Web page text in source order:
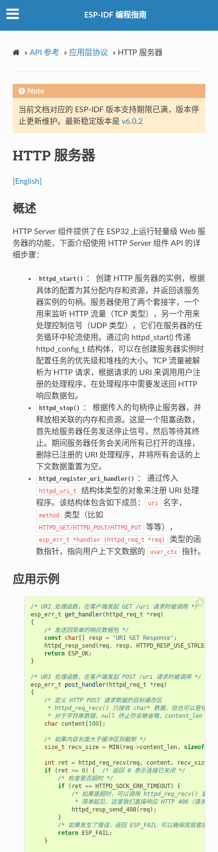
ESP-IDF 编程指南
» API 参考 » 应用层协议 » HTTP 服务器
Note
当前文档对应的 ESP-IDF 版本支持期限已满，版本停
止更新维护。最新稳定版本是 v6.0.2
HTTP 服务器
[English]
概述
HTTP Server 组件提供了在 ESP32 上运行轻量级 Web 服
务器的功能，下面介绍使用 HTTP Server 组件 API 的详
细步骤：
httpd_start()
： 创建 HTTP 服务器的实例，根据
具体的配置为其分配内存和资源，并返回该服务
器实例的句柄。服务器使用了两个套接字，一个
用来监听 HTTP 流量（TCP 类型），另一个用来
处理控制信号（UDP 类型），它们在服务器的任
务循环中轮流使用。通过向 httpd_start() 传递
httpd_config_t 结构体，可以在创建服务器实例时
配置任务的优先级和堆栈的大小。TCP 流量被解
析为 HTTP 请求，根据请求的 URI 来调用用户注
册的处理程序，在处理程序中需要发送回 HTTP
响应数据包。
httpd_stop()
： 根据传入的句柄停止服务器，并
释放相关联的内存和资源。这是一个阻塞函数，
首先给服务器任务发送停止信号，然后等待其终
止。期间服务器任务会关闭所有已打开的连接，
删除已注册的 URI 处理程序，并将所有会话的上
下文数据重置为空。
httpd_register_uri_handler() ： 通过传入
httpd_uri_t
结构体类型的对象来注册 URI 处理
程序。该结构体包含如下成员：
uri 名字，
method 类型（比如
HTTPD_GET/HTTPD_POST/HTTPD_PUT 等等），
esp_err_t *handler (httpd_req_t *req)
类型的函
数指针，指向用户上下文数据的
user_ctx 指针。
应用示例
/* URI 处理函数，在客户端发起 GET /uri 请求时被调用 */
esp_err_t get_handler( httpd_req_t * req)
{
/* 发送回简单的响应数据包 */
const char[] resp = "URI GET Response" ;
httpd_resp_send ( req, resp, HTTPD_RESP_USE_STRLEN
return ESP_OK;
}
/* URI 处理函数，在客户端发起 POST /uri 请求时被调用 */
esp_err_t
post_handler( httpd_req_t * req)
{
/* 定义 HTTP POST 请求数据的目标缓存区
* httpd_req_recv() 只接收 char* 数据，但也可以是任意二
* 对于字符串数据，null 终止符会被省略，content_len 会
char content [100];
/* 如果内容长度大于缓冲区则截断 */
size_t
recv_size = MIN( req->content_len, sizeof(
int ret = httpd_req_recv( req, content , recv_size
if
( ret <= 0) {
/* 返回 0 表示连接已关闭 */
/* 检查是否超时 */
if
( ret == HTTPD_SOCK_ERR_TIMEOUT)
{
/* 如果是超时，可以调用 httpd_req_recv() 重试
* 简单起见，这里我们直接响应 HTTP 408（请求超
httpd_resp_send_408( req);
}
/* 如果发生了错误，返回 ESP_FAIL 可以确保底层套接字
return ESP_FAIL;
}